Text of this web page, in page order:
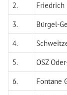
2.
Friedrich
3.
Bürgel-
4.
5.
OSZ
6.
Fontane